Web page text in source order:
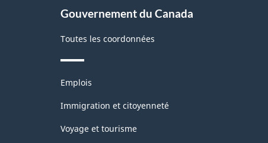
active
(EPA)
-
Structure
de
Gouvernement du Canada
Toutes les coordonnées
Thèmes
sujets
Emplois
Immigration et citoyenneté
Voyage et tourisme